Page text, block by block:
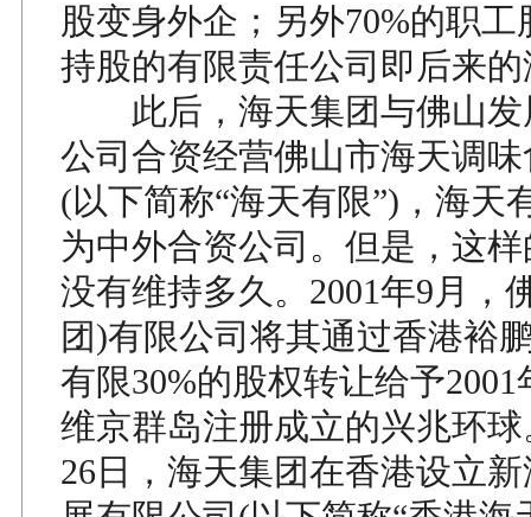
股变身外企；另外70%的职
持股的有限责任公司即后来
此后，海天集团与佛山发
公司合资经营佛山市海天调
(以下简称“海天有限”)，海天
为中外合资公司。但是，这
没有维持多久。2001年9月，
团)有限公司将其通过香港裕
有限30%的股权转让给予2001
维京群岛注册成立的兴兆环球
26日，海天集团在香港设立